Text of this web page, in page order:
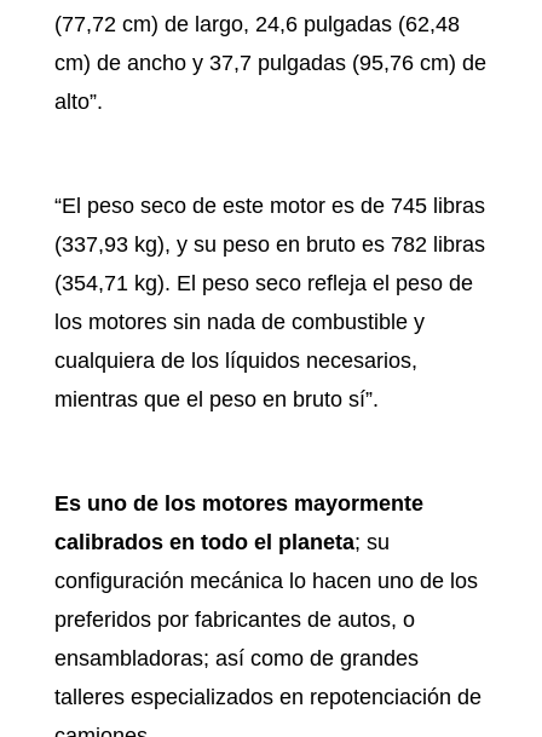
(77,72 cm) de largo, 24,6 pulgadas (62,48
cm) de ancho y 37,7 pulgadas (95,76 cm) de
alto”.
“El peso seco de este motor es de 745 libras
(337,93 kg), y su peso en bruto es 782 libras
(354,71 kg). El peso seco refleja el peso de
los motores sin nada de combustible y
cualquiera de los líquidos necesarios,
mientras que el peso en bruto sí”.
Es uno de los motores mayormente
calibrados en todo el planeta; su
configuración mecánica lo hacen uno de los
preferidos por fabricantes de autos, o
ensambladoras; así como de grandes
talleres especializados en repotenciación de